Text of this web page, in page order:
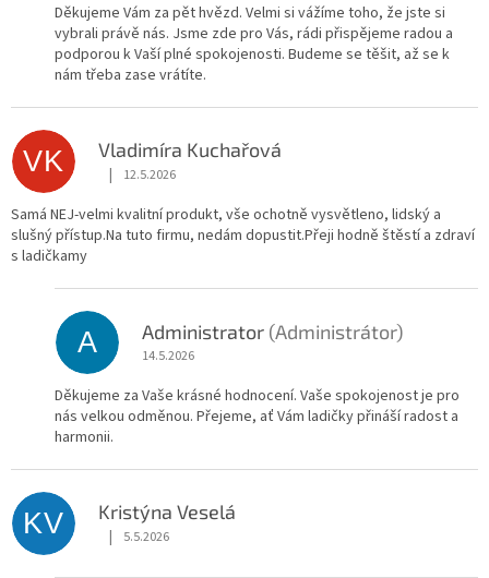
Děkujeme Vám za pět hvězd. Velmi si vážíme toho, že jste si
vybrali právě nás. Jsme zde pro Vás, rádi přispějeme radou a
podporou k Vaší plné spokojenosti. Budeme se těšit, až se k
nám třeba zase vrátíte.
VK Vladimíra Kuchařová
Hodnocení obchodu je 5 z 5 hvězdiček.
| 12.5.2026
Samá NEJ-velmi kvalitní produkt, vše ochotně vysvětleno, lidský a
slušný přístup.Na tuto firmu, nedám dopustit.Přeji hodně štěstí a zdraví
s ladičkamy
A Administrator (Administrátor)
14.5.2026
Děkujeme za Vaše krásné hodnocení. Vaše spokojenost je pro
nás velkou odměnou. Přejeme, ať Vám ladičky přináší radost a
harmonii.
KV Kristýna Veselá
Hodnocení obchodu je 5 z 5 hvězdiček.
| 5.5.2026